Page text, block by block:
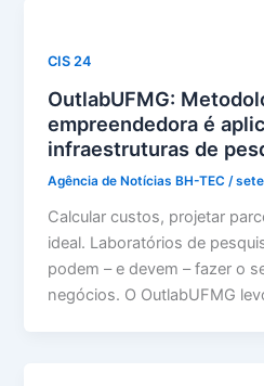
CIS 24
OutlabUFMG:
empreendedora é
infraestruturas de
Agência de Notícias BH-TEC/
Calcular custos, projetar
ideal. Laboratórios de
podem – e devem – fazer o
negócios. O OutlabUFMG